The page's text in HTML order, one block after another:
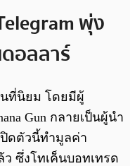
พุ่ง
อลลาร์
นที่นิยม โดยมีผู้
Gun กลายเป็นผู้นำ
ปิดตัวนี้ทำมูลค่า
ซึ่งโทเค็นบอทเทรด